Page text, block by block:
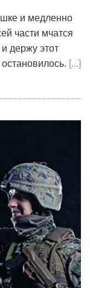
и медленно
части мчатся
держу этот
[...]